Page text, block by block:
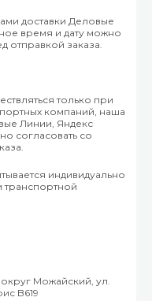
доставки Деловые
время и дату можно
отправкой заказа.
только при
компаний, наша
Линии, Яндекс
согласовать со
индивидуально
транспортной
Можайский, ул.
B619